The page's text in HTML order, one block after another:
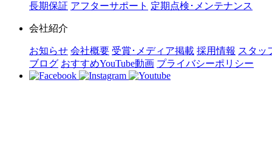
長期保証 アフターサポート 定期点検･メンテナンス
会社紹介
お知らせ 会社概要 受賞･メディア掲載 採用情報 スタッ
ブログ おすすめYouTube動画 プライバシーポリシー